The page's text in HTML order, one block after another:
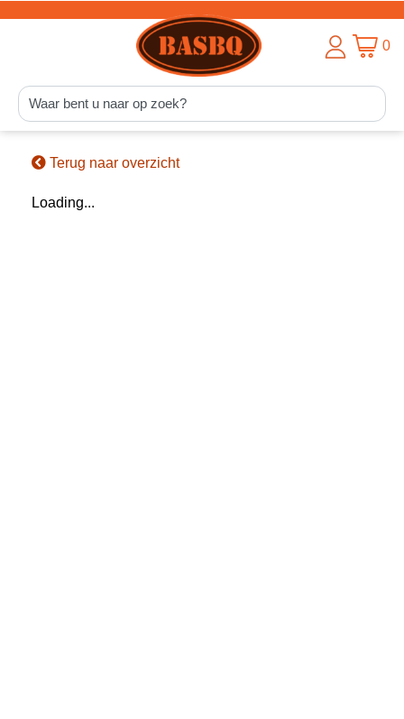
0
Terug naar overzicht
Loading...